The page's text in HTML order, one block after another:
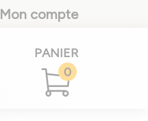
Mon compte
PANIER
0